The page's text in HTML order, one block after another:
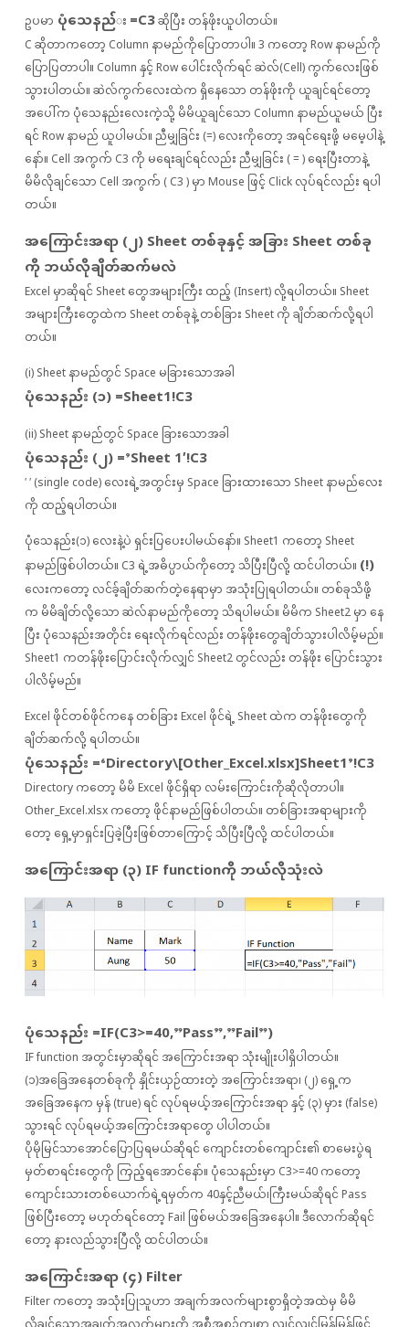
ဥပမာ ပုံသေနည်း=C3ဆိုပြီး တန်ဖိုးယူပါတယ်။
C ဆိုတာကတော့ Column နာမည်ကိုပြောတာပါ။ 3 ကတော့ Row နာမည်ကို
ပြောပြတာပါ။ Column နှင့် Row ပေါင်းလိုက်ရင် ဆဲလ်(Cell) ကွက်လေးဖြစ်
သွားပါတယ်။ ဆဲလ်ကွက်လေးထဲက ရှိနေသော တန်ဖိုးကို ယူချင်ရင်တော့
အပေါ်က ပုံသေနည်းလေးကဲ့သို့ မိမိယူချင်သော Column နာမည်ယူမယ် ပြီး
ရင် Row နာမည် ယူပါမယ်။ ညီမျှခြင်း (=) လေးကိုတော့ အရင်ရေးဖို့ မမေ့ပါနဲ့
နော်။ Cell အကွက် C3 ကို မရေးချင်ရင်လည်း ညီမျှခြင်း ( = ) ရေးပြီးတာနဲ့
မိမိလိုချင်သော Cell အကွက် ( C3 ) မှာ Mouse ဖြင့် Click လုပ်ရင်လည်း ရပါ
တယ်။
အကြောင်းအရာ (၂) Sheet တစ်ခုနှင့် အခြား Sheet တစ်ခု
ကို ဘယ်လိုချိတ်ဆက်မလဲ
Excel မှာဆိုရင် Sheet တွေအများကြီး ထည့် (Insert) လို့ရပါတယ်။ Sheet
အများကြီးတွေထဲက Sheet တစ်ခုနဲ့ တစ်ခြား Sheet ကို ချိတ်ဆက်လို့ရပါ
တယ်။
(i) Sheet နာမည်တွင် Space မခြားသောအခါ
ပုံသေနည်း (၁) =Sheet1!C3
(ii) Sheet နာမည်တွင် Space ခြားသောအခါ
ပုံသေနည်း (၂) =’Sheet 1′!C3
′ ′ (single code) လေးရဲ့အတွင်းမှ Space ခြားထားသော Sheet နာမည်လေး
ကို ထည့်ရပါတယ်။
ပုံသေနည်း(၁) လေးနဲ့ပဲ ရှင်းပြပေးပါမယ်နော်။ Sheet1 ကတော့ Sheet
နာမည်ဖြစ်ပါတယ်။ C3 ရဲ့အဓိပ္ပာယ်ကိုတော့ သိပြီးပြီလို့ ထင်ပါတယ်။(!)
လေးကတော့ လင်ခ့်ချိတ်ဆက်တဲ့နေရာမှာ အသုံးပြုရပါတယ်။ တစ်ခုသိဖို့
က မိမိချိတ်လို့သော ဆဲလ်နာမည်ကိုတော့ သိရပါမယ်။ မိမိက Sheet2 မှာ နေ
ပြီး ပုံသေနည်းအတိုင်း ရေးလိုက်ရင်လည်း တန်ဖိုးတွေချိတ်သွားပါလိမ့်မည်။
Sheet1 ကတန်ဖိုးပြောင်းလိုက်လျှင် Sheet2 တွင်လည်း တန်ဖိုး ပြောင်းသွား
ပါလိမ့်မည်။
Excel ဖိုင်တစ်ဖိုင်ကနေ တစ်ခြား Excel ဖိုင်ရဲ့ Sheet ထဲက တန်ဖိုးတွေကို
ချိတ်ဆက်လို့ ရပါတယ်။
ပုံသေနည်း =‘Directory\[Other_Excel.xlsx]Sheet1’!C3
Directory ကတော့ မိမိ Excel ဖိုင်ရှိရာ လမ်းကြောင်းကိုဆိုလိုတာပါ။
Other_Excel.xlsx ကတော့ ဖိုင်နာမည်ဖြစ်ပါတယ်။ တစ်ခြားအရာများကို
တော့ ရှေ့မှာရှင်းပြခဲ့ပြီးဖြစ်တာကြောင့် သိပြီးပြီလို့ ထင်ပါတယ်။
အကြောင်းအရာ (၃) IF functionကို ဘယ်လိုသုံးလဲ
ပုံသေနည်း =IF(C3>=40,”Pass”,”Fail”)
IF function အတွင်းမှာဆိုရင် အကြောင်းအရာ သုံးမျိုးပါရှိပါတယ်။
(၁)အခြေအနေတစ်ခုကို နှိုင်းယှဉ်ထားတဲ့ အကြောင်းအရာ၊ (၂) ရှေ့က
အခြေအနေက မှန် (true) ရင် လုပ်ရမယ့်အကြောင်းအရာ နှင့် (၃) မှား (false)
သွားရင် လုပ်ရမယ့်အကြောင်းအရာတွေ ပါပါတယ်။
ပိုမိုမြင်သာအောင်ပြောပြရမယ်ဆိုရင် ကျောင်းတစ်ကျောင်း၏ စာမေးပွဲရ
မှတ်စာရင်းတွေကို ကြည့်ရအောင်နော်။ ပုံသေနည်းမှာ C3>=40 ကတော့
ကျောင်းသားတစ်ယောက်ရဲ့ရမှတ်က 40နှင့်ညီမယ်၊ကြီးမယ်ဆိုရင် Pass
ဖြစ်ပြီးတော့ မဟုတ်ရင်တော့ Fail ဖြစ်မယ်အခြေအနေပါ။ ဒီလောက်ဆိုရင်
တော့ နားလည်သွားပြီလို့ ထင်ပါတယ်။
အကြောင်းအရာ (၄) Filter
Filter ကတော့ အသုံးပြုသူဟာ အချက်အလက်များစွာရှိတဲ့အထဲမှ မိမိ